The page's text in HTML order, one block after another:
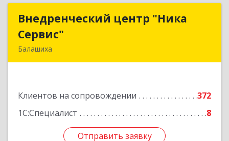
Внедренческий центр "Ника
Сервис"
Балашиха
Клиентов на сопровождении
372
1С:Специалист
8
Отправить заявку
Внедренческий центр "Ника
Подробнее
Отправить заявку